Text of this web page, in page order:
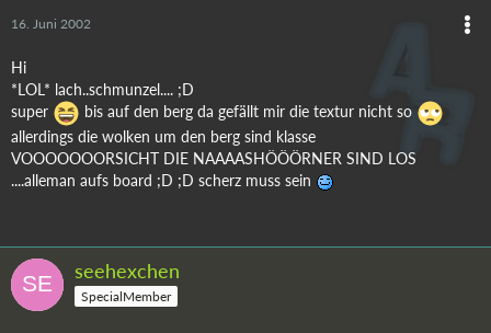
16. Juni 2002
Hi
*LOL* lach..schmunzel.... ;D
super
bis auf den berg da gefällt mir die textur nicht so
allerdings die wolken um den berg sind klasse
VOOOOOOORSICHT DIE NAAAASHÖÖÖRNER SIND LOS
....alleman aufs board ;D ;D scherz muss sein
seehexchen
SpecialMember